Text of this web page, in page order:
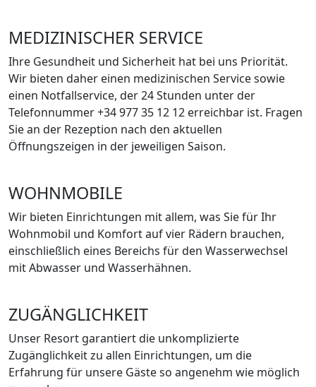
MEDIZINISCHER SERVICE
Ihre Gesundheit und Sicherheit hat bei uns Priorität.
Wir bieten daher einen medizinischen Service sowie
einen Notfallservice, der 24 Stunden unter der
Telefonnummer +34 977 35 12 12 erreichbar ist. Fragen
Sie an der Rezeption nach den aktuellen
Öffnungszeigen in der jeweiligen Saison.
WOHNMOBILE
Wir bieten Einrichtungen mit allem, was Sie für Ihr
Wohnmobil und Komfort auf vier Rädern brauchen,
einschließlich eines Bereichs für den Wasserwechsel
mit Abwasser und Wasserhähnen.
ZUGÄNGLICHKEIT
Unser Resort garantiert die unkomplizierte
Zugänglichkeit zu allen Einrichtungen, um die
Erfahrung für unsere Gäste so angenehm wie möglich